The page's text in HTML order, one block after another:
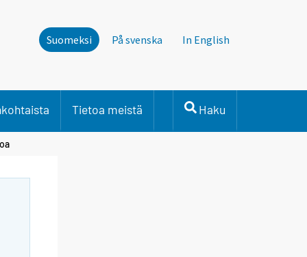
Suomeksi På svenska In English
Tietoa meistä Haku